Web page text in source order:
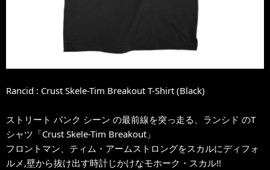
Rancid : Crust Skele-Tim Breakout T-Shirt (Black)
ストリート パンク シーン の最前線を突っ走る、ランシド のT
シャツ「Crust Skele-Tim Breakout」
フロントマン、ティム・アームストロングをスカルにディフォ
ルメ,壁から抜け出す時計じかけなモホーク・スカル!!